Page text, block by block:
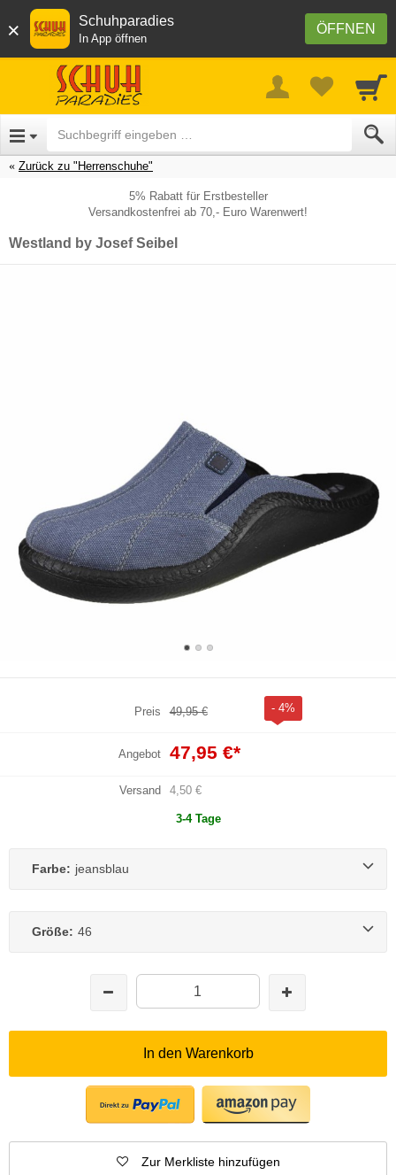
× ÖFFNEN
Schuhparadies
In App öffnen
Zurück zu "Herrenschuhe"
5% Rabatt für Erstbesteller
Versandkostenfrei ab 70,- Euro Warenwert!
Westland by Josef Seibel
Preis 49,95 € - 4%
Angebot 47,95 €*
Versand 4,50 €
3-4 Tage
Farbe: jeansblau
Größe: 46
In den Warenkorb
Zur Merkliste hinzufügen